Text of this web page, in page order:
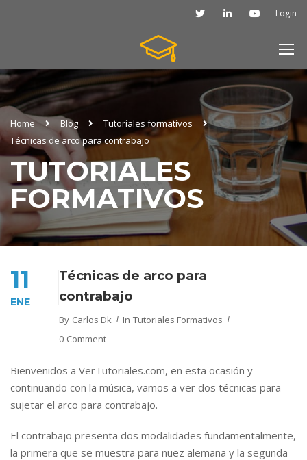
Login
Home Blog
Tutoriales formativos
Técnicas de arco para contrabajo
TUTORIALES
FORMATIVOS
11
ENE
Técnicas de arco para
contrabajo
By Carlos Dk In Tutoriales Formativos
0 Comment
Bienvenidos a VerTutoriales.com, en esta ocasión y
continuando con la música, vamos a ver dos técnicas para
sujetar el arco para contrabajo.
El contrabajo presenta dos modalidades fundamentalmente,
la primera que se muestra para nuez alemana y la segunda